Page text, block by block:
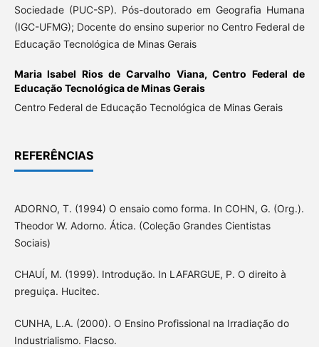
Sociedade (PUC-SP). Pós-doutorado em Geografia Humana
(IGC-UFMG); Docente do ensino superior no Centro Federal de
Educação Tecnológica de Minas Gerais
Maria Isabel Rios de Carvalho Viana,Centro Federal de
Educação Tecnológica de Minas Gerais
Centro Federal de Educação Tecnológica de Minas Gerais
REFERÊNCIAS
ADORNO, T. (1994) O ensaio como forma. In COHN, G. (Org.).
Theodor W. Adorno. Ática. (Coleção Grandes Cientistas
Sociais)
CHAUÍ, M. (1999). Introdução. In LAFARGUE, P. O direito à
preguiça. Hucitec.
CUNHA, L.A. (2000). O Ensino Profissional na Irradiação do
Industrialismo. Flacso.